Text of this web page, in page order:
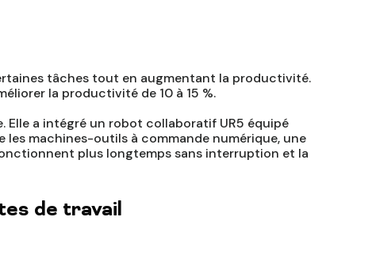
tâches tout en augmentant la productivité.
la productivité de 10 à 15 %.
Elle a intégré un robot collaboratif UR5 équipé
machines-outils à commande numérique, une
plus longtemps sans interruption et la
de travail